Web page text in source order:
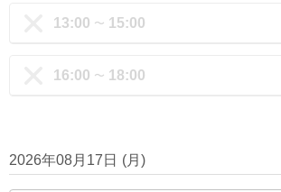
13:00 〜 15:00
16:00 〜 18:00
2026年08月17日 (月 )